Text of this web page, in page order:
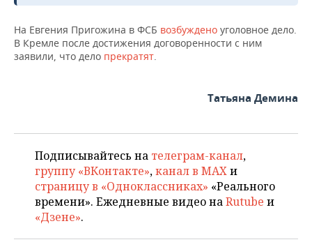
На Евгения Пригожина в ФСБ возбуждено уголовное дело.
В Кремле после достижения договоренности с ним
заявили, что дело прекратят.
Татьяна Демина
Подписывайтесь на телеграм-канал,
группу «ВКонтакте»,канал в MAXи
страницу в «Одноклассниках» «Реального
времени». Ежедневные видео наRutube и
«Дзене».